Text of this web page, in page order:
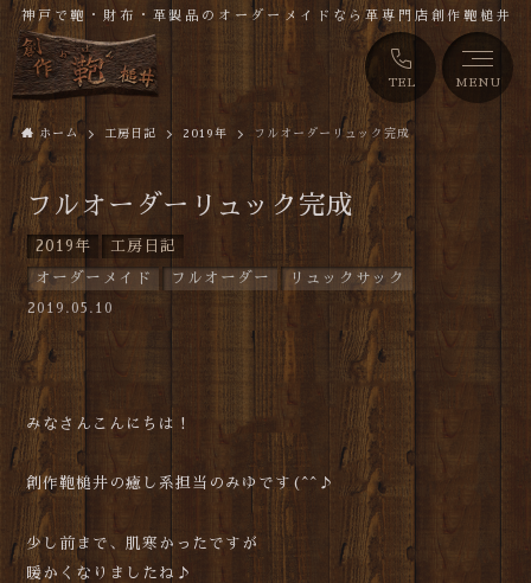
TEL MENU
神戸で鞄・財布・革製品のオーダーメイドなら革専門店創作鞄槌井
ホーム 工房日記 2019年 フルオーダーリュック完成
フルオーダーリュック完成
2019年 工房日記
オーダーメイド フルオーダー リュックサック
2019.05.10
みなさんこんにちは！
創作鞄槌井の癒し系担当のみゆです(^^♪
少し前まで、肌寒かったですが
暖かくなりましたね♪